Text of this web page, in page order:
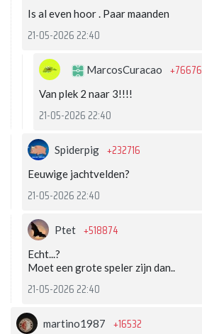
Is al even hoor . Paar maanden
21-05-2026 22:40
MarcosCuracao +76676
Van plek 2 naar 3!!!!
21-05-2026 22:40
Spiderpig +232716
Eeuwige jachtvelden?
21-05-2026 22:40
Ptet +518874
Echt...?
Moet een grote speler zijn dan..
21-05-2026 22:40
martino1987 +16532